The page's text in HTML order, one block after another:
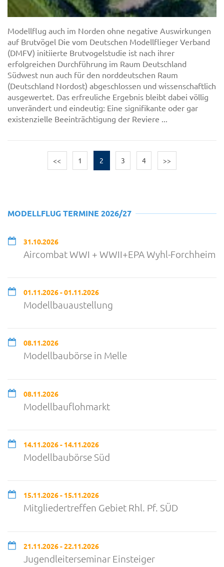
Modellflug auch im Norden ohne negative Auswirkungen
auf Brutvögel Die vom Deutschen Modellflieger Verband
(DMFV) initiierte Brutvogelstudie ist nach ihrer
erfolgreichen Durchführung im Raum Deutschland
Südwest nun auch für den norddeutschen Raum
(Deutschland Nordost) abgeschlossen und wissenschaftlich
ausgewertet. Das erfreuliche Ergebnis bleibt dabei völlig
unverändert und eindeutig: Eine signifikante oder gar
existenzielle Beeinträchtigung der Reviere ...
<< 1 2 3 4 >>
MODELLFLUG TERMINE 2026/27
31.10.2026
Aircombat WWI + WWII+EPA Wyhl-Forchheim
01.11.2026 - 01.11.2026
Modellbauaustellung
08.11.2026
Modellbaubörse in Melle
08.11.2026
Modellbauflohmarkt
14.11.2026 - 14.11.2026
Modellbaubörse Süd
15.11.2026 - 15.11.2026
Mitgliedertreffen Gebiet Rhl. Pf. SÜD
21.11.2026 - 22.11.2026
Jugendleiterseminar Einsteiger